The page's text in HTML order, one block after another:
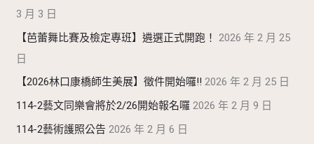
3 月 3 日
【芭蕾舞比賽及檢定專班】遴選正式開跑！ 2026 年 2 月 25
日
【2026林口康橋師生美展】徵件開始囉!! 2026 年 2 月 25 日
114-2藝文同樂會將於2/26開始報名囉 2026 年 2 月 9 日
114-2藝術護照公告 2026 年 2 月 6 日